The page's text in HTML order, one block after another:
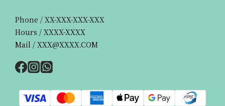
Phone / XX-XXX-XXX-XXX
Hours / XXXX-XXXX
Mail / XXX@XXXX.COM